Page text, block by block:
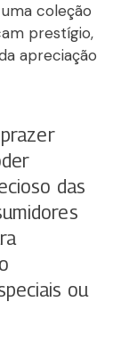
coleção
prestígio,
apreciação
das
ou